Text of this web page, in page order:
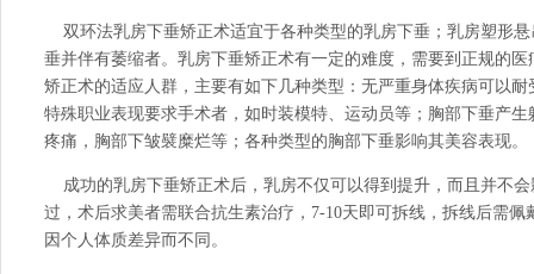
双环法乳房下垂矫正术适宜于各种类型的乳房下垂；乳房塑形
垂并伴有萎缩者。乳房下垂矫正术有一定的难度，需要到正规的
矫正术的适应人群，主要有如下几种类型：无严重身体疾病可以
特殊职业表现要求手术者，如时装模特、运动员等；胸部下垂产
疼痛，胸部下皱襞糜烂等；各种类型的胸部下垂影响其美容表现。
成功的乳房下垂矫正术后，乳房不仅可以得到提升，而且并不
过，术后求美者需联合抗生素治疗，7-10天即可拆线，拆线后需佩
因个人体质差异而不同。